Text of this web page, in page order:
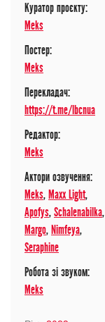
Куратор проєкту:
Meks
Постер:
Meks
Перекладач:
https://t.me/lbcnua
Редактор:
Meks
Актори озвучення:
Meks,Maxx Light,
Apofys,Schalenabilka,
Margo,Nimfeya,
Seraphine
Робота зі звуком:
Meks